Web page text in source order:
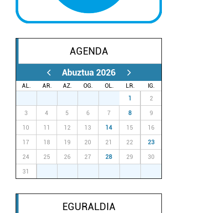
AGENDA
Abuztua 2026
AL. AR. AZ. OG. OL. LR.
IG.
1 2
3 4 5 6 7 8 9
10 11 12 13 14 15 16
17 18 19 20 21 22 23
24 25 26 27 28 29 30
31
EGURALDIA